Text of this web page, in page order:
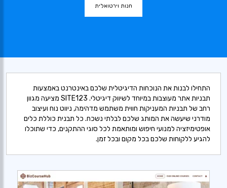
חנות וירטואלית
התחילו לבנות את הנוכחות הדיגיטלית שלכם באינטרנט באמצעות
תבניות אתר מעוצבות במיוחד לשיווק דיגיטלי. SITE123 מציעה מגוון
רחב של תבניות המעניקות חווית משתמש מדהימה, ניווט נוח ועיצוב
מודרני שיעשה את המותג שלכם לבלתי נשכח. כל תבנית כוללת כלים
אופטימיזציה למנועי חיפוש ומותאמת לכל סוגי ההתקנים, כדי שתוכלו
להגיע ללקוחות שלכם בכל מקום ובכל זמן.